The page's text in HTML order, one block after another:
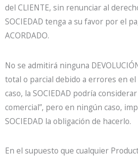
del CLIENTE, sin renunciar al
SOCIEDAD tenga a su favor por el
ACORDADO.
No se admitirá ninguna
total o parcial debido a errores en el
caso, la SOCIEDAD podría
comercial”, pero en ningún caso,
SOCIEDAD la obligación de hacerlo.
En el supuesto que cualquier